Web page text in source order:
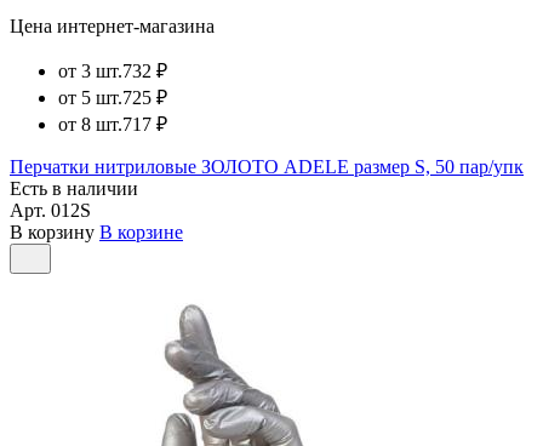
Цена интернет-магазина
от 3 шт.732 ₽
от 5 шт.725 ₽
от 8 шт.717 ₽
Перчатки нитриловые ЗОЛОТО ADELE размер S, 50 пар/упк
Есть в наличии
Арт. 012S
В корзину В корзине